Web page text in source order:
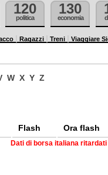
120
politica
130
economia
Ragazzi Treni Viaggiare
W X Y Z
Flash Ora flash
Dati di borsa italiana